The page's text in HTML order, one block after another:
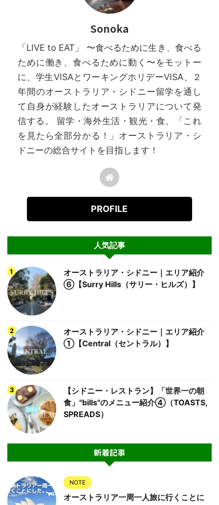
Sonoka
「LIVE to EAT」 〜食べるために生き、食べる
ために働き、食べるために動く〜をモットー
に、学生VISAとワーキングホリデーVISA、２
年間のオーストラリア・シドニー留学を通し
て自身が経験したオーストラリアについて発
信する。 留学・海外生活・観光・食、「これ
を見たら全部分かる！」オーストラリア・シ
ドニーの総合サイトを目指します！
PROFILE
人気記事
オーストラリア・シドニー｜エリア紹介
⑥【Surry Hills（サリー・ヒルズ）】
オーストラリア・シドニー｜エリア紹介
①【Central（セントラル）】
【シドニー・レストラン】「世界一の朝
食」"bills"のメニュー紹介④（TOASTS,
SPREADS）
新着記事
NOTE
オーストラリア一周一人旅に行くことに